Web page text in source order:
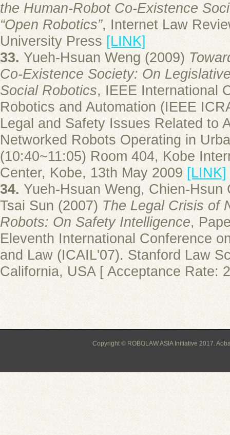
the Human-Robot Co-Existence
“Open Robotics”, Internet Law
University Press[LINK]
33.Yueh-Hsuan Weng (2009)
Co-Existence Society: On
Social Robotics, IEEE International
Robotics and Automation (IEEE
Legal and Safety Issues Related to
Networked Robots Operating in
(10:40~11:05) Room 404, Kobe
Center, Kobe, 13th May 2009 [LINK]
34. Yueh-Hsuan Weng, Chien-Hsun
Tsai Sun (2007) The Legal Crisis of
Robots: On Safety Intelligence,
Eleventh International Conference
and Law (ICAIL'07). Stanford Law
California, USA [ Acceptance Rate:
Copyright © ROBOLAW.ASIA Initiative 2017.